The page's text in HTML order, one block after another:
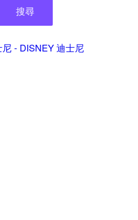
搜尋
- DISNEY 迪士尼